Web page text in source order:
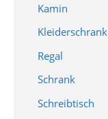
Kamin
Kleiderschrank
Regal
Schrank
Schreibtisch